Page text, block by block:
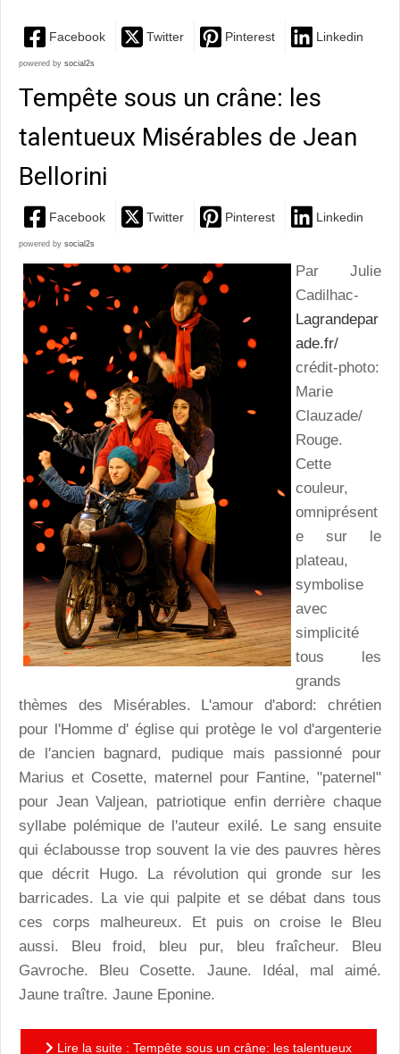
Facebook Twitter Pinterest Linkedin
powered by social2s
Tempête sous un crâne: les
talentueux Misérables de Jean
Bellorini
Facebook Twitter Pinterest Linkedin
powered by social2s
Par Julie
Cadilhac-
Lagrandepar
ade.fr/
crédit-photo:
Marie
Clauzade/
Rouge.
Cette
couleur,
omniprésent
e sur le
plateau,
symbolise
avec
simplicité
tous les
grands
thèmes des Misérables. L'amour d'abord: chrétien
pour l'Homme d' église qui protège le vol d'argenterie
de l'ancien bagnard, pudique mais passionné pour
Marius et Cosette, maternel pour Fantine, "paternel"
pour Jean Valjean, patriotique enfin derrière chaque
syllabe polémique de l'auteur exilé. Le sang ensuite
qui éclabousse trop souvent la vie des pauvres hères
que décrit Hugo. La révolution qui gronde sur les
barricades. La vie qui palpite et se débat dans tous
ces corps malheureux. Et puis on croise le Bleu
aussi. Bleu froid, bleu pur, bleu fraîcheur. Bleu
Gavroche. Bleu Cosette. Jaune. Idéal, mal aimé.
Jaune traître. Jaune Eponine.
Lire la suite : Tempête sous un crâne: les talentueux